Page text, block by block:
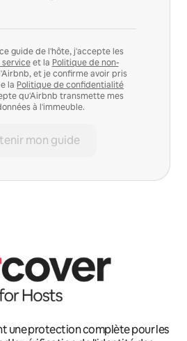
guide de l'hôte, j'accepte les
et la Politique de non-
et je confirme avoir pris
la Politique de confidentialité
qu'Airbnb transmette mes
à l'immeuble.
mon guide
une protection complète pour les